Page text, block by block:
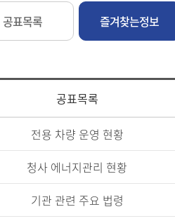
공표목록 즐겨찾는정보
공표목록
전용 차량 운영 현황
청사 에너지관리 현황
기관 관련 주요 법령